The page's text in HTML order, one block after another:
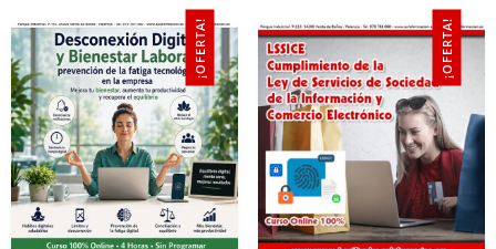
¡OFERTA! ¡OFERTA!